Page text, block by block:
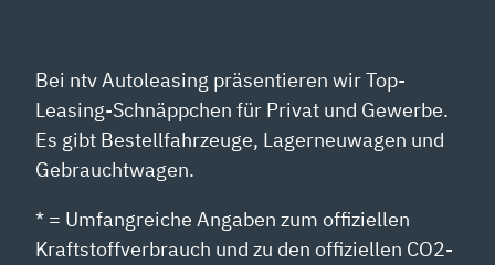
Bei ntv Autoleasing präsentieren wir Top-
Leasing-Schnäppchen für Privat und Gewerbe.
Es gibt Bestellfahrzeuge, Lagerneuwagen und
Gebrauchtwagen.
* = Umfangreiche Angaben zum offiziellen
Kraftstoffverbrauch und zu den offiziellen CO2-